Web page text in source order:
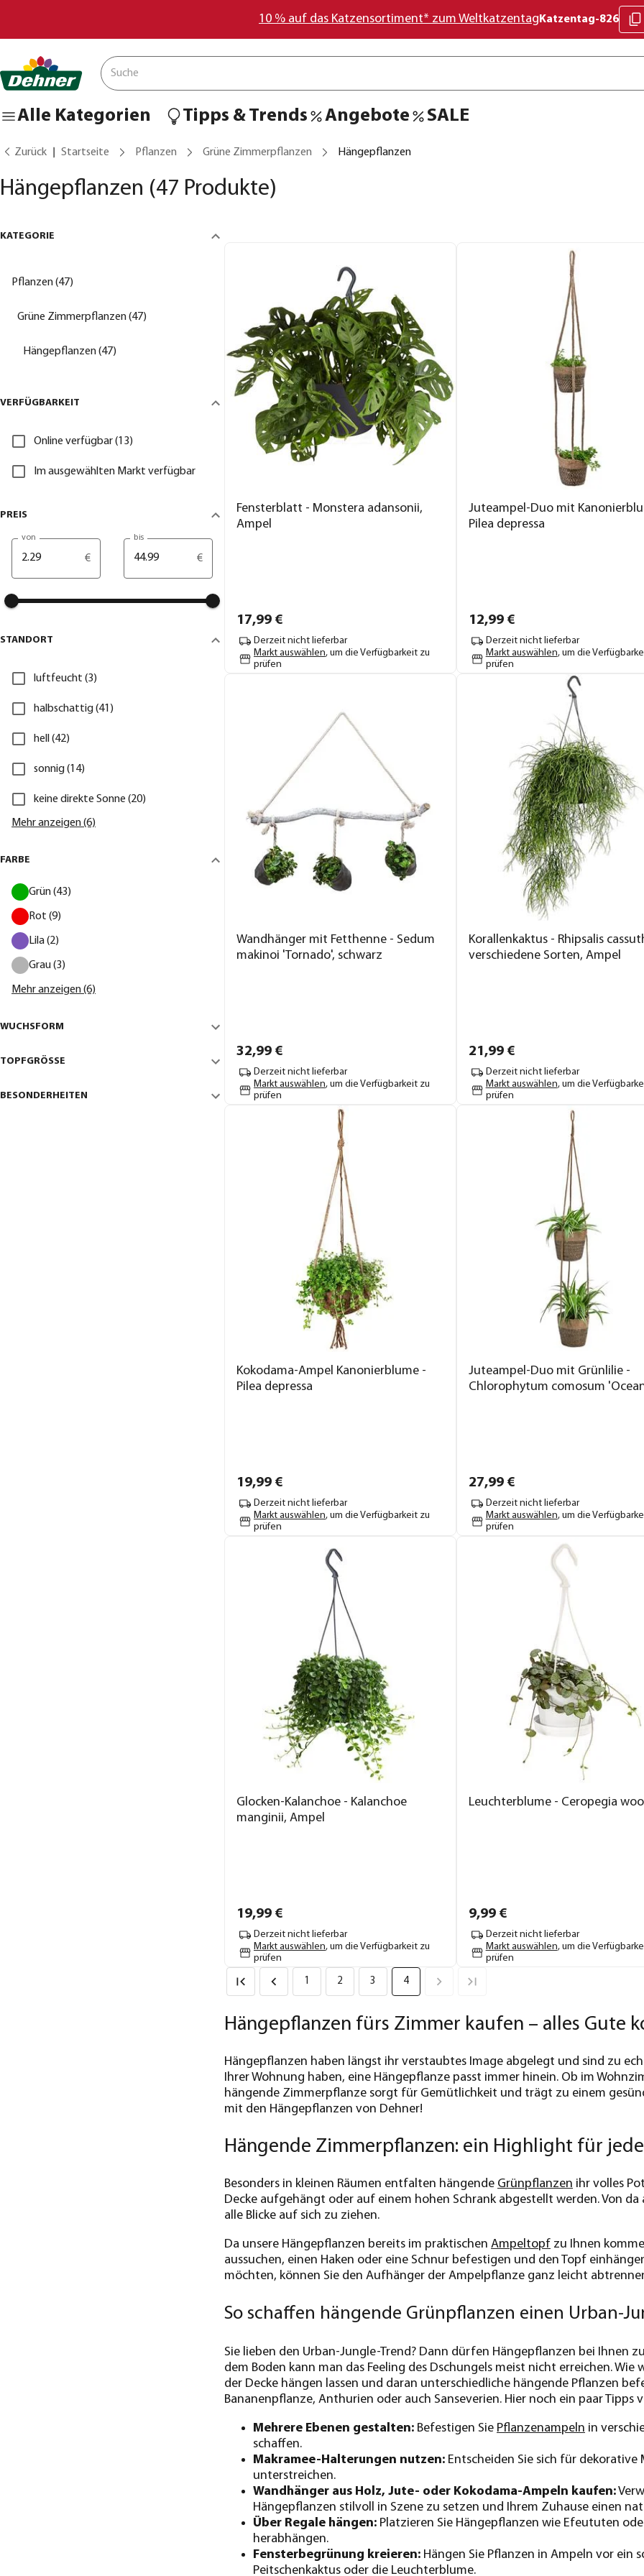
10 % auf das Katzensortiment* zum Weltkatzentag Katzentag-826
Alle Kategorien Tipps & Trends Angebote SALE
Zurück Startseite Pflanzen Grüne Zimmerpflanzen Hängepflanzen
Hängepflanzen (47 Produkte)
KATEGORIE
Pflanzen (47)
Grüne Zimmerpflanzen (47)
Hängepflanzen (47)
VERFÜGBARKEIT
Online verfügbar (13)
Im ausgewählten Markt verfügbar
PREIS
von
€
bis
€
STANDORT
luftfeucht (3)
halbschattig (41)
hell (42)
sonnig (14)
keine direkte Sonne (20)
Mehr anzeigen (6)
FARBE
Grün (43)
Rot (9)
Lila (2)
Grau (3)
Mehr anzeigen (6)
WUCHSFORM
TOPFGRÖSSE
BESONDERHEITEN
Fensterblatt - Monstera adansonii,
Ampel
17,99 €
Derzeit nicht lieferbar
Markt auswählen, um die Verfügbarkeit zu
prüfen
Juteampel-Duo mit
Pilea depressa
12,99€
Derzeit nicht lieferbar
Markt auswählen, um die
prüfen
Wandhänger mit Fetthenne - Sedum
makinoi 'Tornado', schwarz
32,99 €
Derzeit nicht lieferbar
Markt auswählen, um die Verfügbarkeit zu
prüfen
Korallenkaktus - Rhipsalis
verschiedene Sorten, Ampel
21,99€
Derzeit nicht lieferbar
Markt auswählen, um die
prüfen
Kokodama-Ampel Kanonierblume -
Pilea depressa
19,99 €
Derzeit nicht lieferbar
Markt auswählen, um die Verfügbarkeit zu
prüfen
Juteampel-Duo mit Grünlilie -
Chlorophytum comosum
27,99€
Derzeit nicht lieferbar
Markt auswählen, um die
prüfen
Glocken-Kalanchoe - Kalanchoe
manginii, Ampel
19,99 €
Derzeit nicht lieferbar
Markt auswählen, um die Verfügbarkeit zu
prüfen
Leuchterblume - Ceropegia
9,99€
Derzeit nicht lieferbar
Markt auswählen, um die
prüfen
1 2 3 4
Hängepflanzen fürs Zimmer kaufen – alles Gute
Hängepflanzen haben längst ihr verstaubtes Image abgelegt und sind zu
Ihrer Wohnung haben, eine Hängepflanze passt immer hinein. Ob im
hängende Zimmerpflanze sorgt für Gemütlichkeit und trägt zu einem
mit den Hängepflanzen von Dehner!
Hängende Zimmerpflanzen: ein Highlight für
Besonders in kleinen Räumen entfalten hängende Grünpflanzen ihr volles
Decke aufgehängt oder auf einem hohen Schrank abgestellt werden. Von
alle Blicke auf sich zu ziehen.
Da unsere Hängepflanzen bereits im praktischen Ampeltopf zu Ihnen
aussuchen, einen Haken oder eine Schnur befestigen und den Topf
möchten, können Sie den Aufhänger der Ampelpflanze ganz leicht
So schaffen hängende Grünpflanzen einen Urban-
Sie lieben den Urban-Jungle-Trend? Dann dürfen Hängepflanzen bei Ihnen
dem Boden kann man das Feeling des Dschungels meist nicht erreichen.
der Decke hängen lassen und daran unterschiedliche hängende Pflanzen
Bananenpflanze, Anthurien oder auch Sanseverien. Hier noch ein paar Tipps
Mehrere Ebenen gestalten: Befestigen Sie Pflanzenampeln in
schaffen.
Makramee-Halterungen nutzen: Entscheiden Sie sich für
unterstreichen.
Wandhänger aus Holz, Jute- oder Kokodama-Ampeln kaufen:
Hängepflanzen stilvoll in Szene zu setzen und Ihrem Zuhause einen
Über Regale hängen: Platzieren Sie Hängepflanzen wie Efeututen
herabhängen.
Fensterbegrünung kreieren: Hängen Sie Pflanzen in Ampeln vor ein
Peitschenkaktus oder die Leuchterblume.